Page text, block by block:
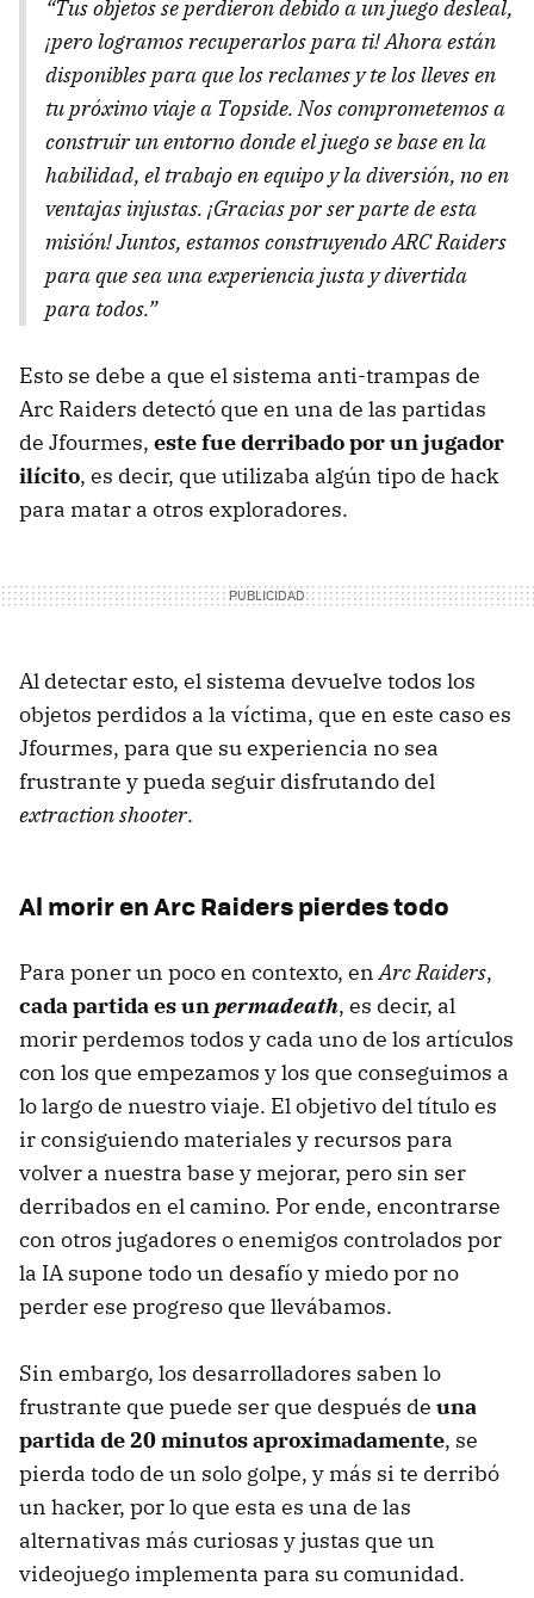
“Tus objetos se perdieron debido a un juego desleal,
¡pero logramos recuperarlos para ti! Ahora están
disponibles para que los reclames y te los lleves en
tu próximo viaje a Topside. Nos comprometemos a
construir un entorno donde el juego se base en la
habilidad, el trabajo en equipo y la diversión, no en
ventajas injustas. ¡Gracias por ser parte de esta
misión! Juntos, estamos construyendo ARC Raiders
para que sea una experiencia justa y divertida
para todos.”
Esto se debe a que el sistema anti-trampas de
Arc Raiders detectó que en una de las partidas
de Jfourmes, este fue derribado por un jugador
ilícito, es decir, que utilizaba algún tipo de hack
para matar a otros exploradores.
Al detectar esto, el sistema devuelve todos los
objetos perdidos a la víctima, que en este caso es
Jfourmes, para que su experiencia no sea
frustrante y pueda seguir disfrutando del
extraction shooter.
Al morir en Arc Raiders pierdes todo
Para poner un poco en contexto, enArc Raiders,
cada partida es unpermadeath, es decir, al
morir perdemos todos y cada uno de los artículos
con los que empezamos y los que conseguimos a
lo largo de nuestro viaje. El objetivo del título es
ir consiguiendo materiales y recursos para
volver a nuestra base y mejorar, pero sin ser
derribados en el camino. Por ende, encontrarse
con otros jugadores o enemigos controlados por
la IA supone todo un desafío y miedo por no
perder ese progreso que llevábamos.
Sin embargo, los desarrolladores saben lo
frustrante que puede ser que después de una
partida de 20 minutos aproximadamente, se
pierda todo de un solo golpe, y más si te derribó
un hacker, por lo que esta es una de las
alternativas más curiosas y justas que un
videojuego implementa para su comunidad.